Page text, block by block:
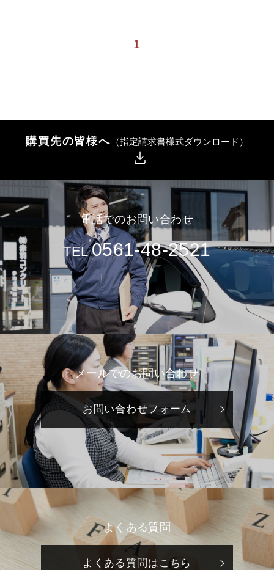
1
購買先の皆様へ （指定請求書様式ダウンロード）
電話でのお問い合わせ
TEL0561-48-2521
メールでのお問い合わせ
お問い合わせフォーム
よくある質問
よくある質問はこちら